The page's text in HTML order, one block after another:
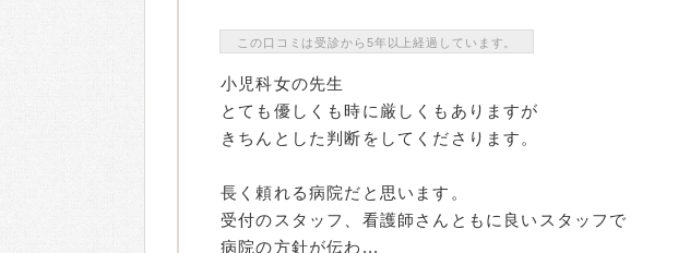
この口コミは受診から5年以上経過しています。
小児科女の先生
とても優しくも時に厳しくもありますが
きちんとした判断をしてくださります。
長く頼れる病院だと思います。
受付のスタッフ、看護師さんともに良いスタッフで
病院の方針が伝わ...